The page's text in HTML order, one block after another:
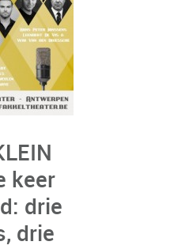
keer
drie
drie